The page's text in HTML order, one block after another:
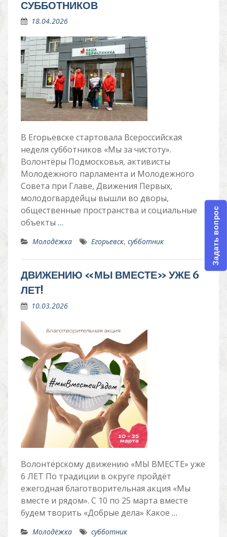
СУББОТНИКОВ
18.04.2026
В Егорьевске стартовала Всероссийская
неделя субботников «Мы за чистоту».
Волонтёры Подмосковья, активисты
Молодежного парламента и Молодежного
Совета при Главе, Движения Первых,
молодогвардейцы вышли во дворы,
общественные пространства и социальные
объекты …
Молодёжка Егорьевск, субботник
ДВИЖЕНИЮ «МЫ ВМЕСТЕ» УЖЕ 6
ЛЕТ!
10.03.2026
Волонтёрскому движению «МЫ ВМЕСТЕ» уже
6 ЛЕТ По традиции в округе пройдёт
ежегодная благотворительная акция «Мы
вместе и рядом». С 10 по 25 марта вместе
будем творить «Добрые дела» Какое …
Молодёжка субботник
Задать вопрос